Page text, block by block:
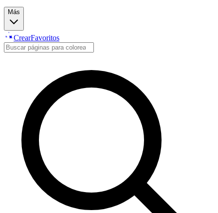
Más
CrearFavoritos